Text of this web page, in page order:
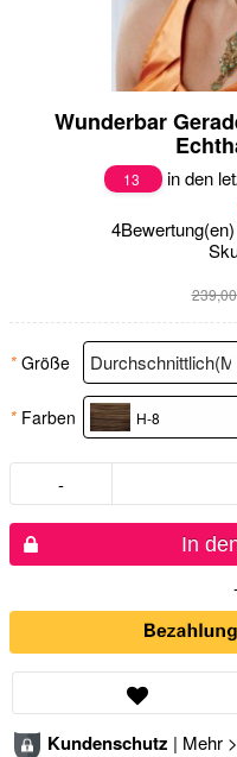
Wunderbar
13 in den
4Bewertung(en)
* Größe
* Farben H-8
-
In
Kundenschutz | Mehr